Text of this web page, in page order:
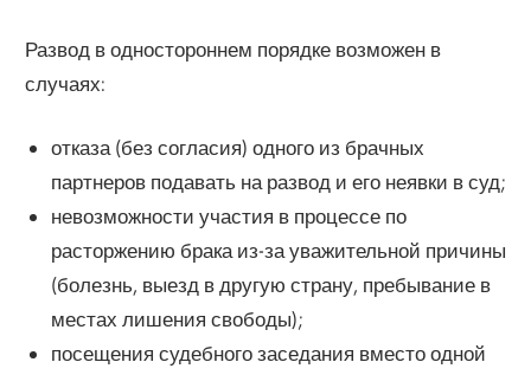
Развод в одностороннем порядке возможен в
случаях:
отказа (без согласия) одного из брачных
партнеров подавать на развод и его неявки в суд;
невозможности участия в процессе по
расторжению брака из-за уважительной причины
(болезнь, выезд в другую страну, пребывание в
местах лишения свободы);
посещения судебного заседания вместо одной